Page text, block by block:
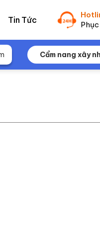
Tin Tức
Cẩm nang xây